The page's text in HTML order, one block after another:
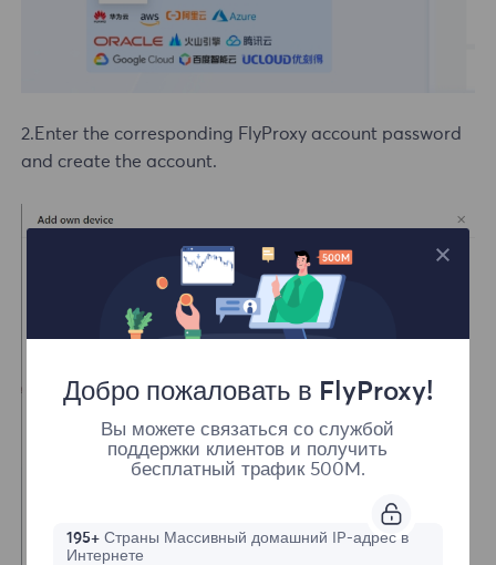
2.Enter the corresponding FlyProxy account password
and create the account.
Добро пожаловать в FlyProxy!
Вы можете связаться со службой
поддержки клиентов и получить
бесплатный трафик 500M.
195+Страны Массивный домашний IP-адрес в
Интернете